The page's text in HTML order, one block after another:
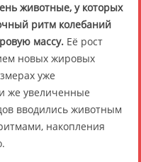
животные, у которых
ритм колебаний
массу. Её рост
новых жировых
уже
же увеличенные
вводились животным
накопления